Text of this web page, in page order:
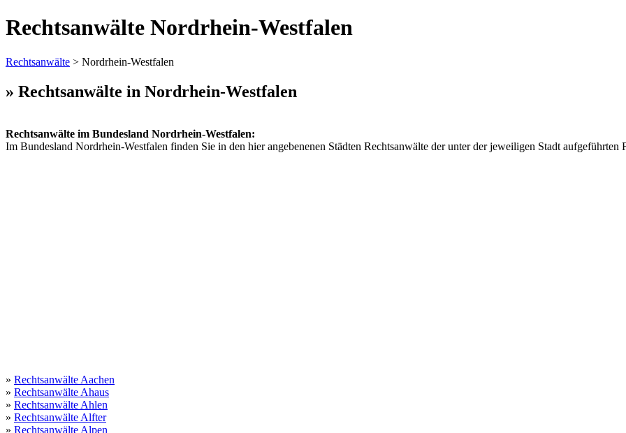
Rechtsanwälte Nordrhein-Westfalen
Rechtsanwälte > Nordrhein-Westfalen
» Rechtsanwälte in Nordrhein-Westfalen
Rechtsanwälte im Bundesland Nordrhein-Westfalen:
Im Bundesland Nordrhein-Westfalen finden Sie in den hier angebenenen Städten Rechtsanwälte der unter der jeweiligen Stadt aufgeführten
» Rechtsanwälte Aachen
» Rechtsanwälte Ahaus
» Rechtsanwälte Ahlen
» Rechtsanwälte Alfter
» Rechtsanwälte Alpen